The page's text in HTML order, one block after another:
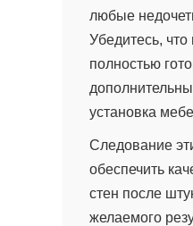
любые
Убедитесь, что
полностью
установка
Следование
обеспечить
стен после
желаемого